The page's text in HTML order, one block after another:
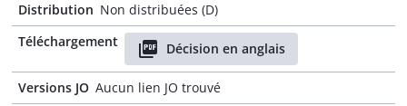
Distribution Non distribuées (D)
Téléchargement
Décision en anglais
Versions JO Aucun lien JO trouvé